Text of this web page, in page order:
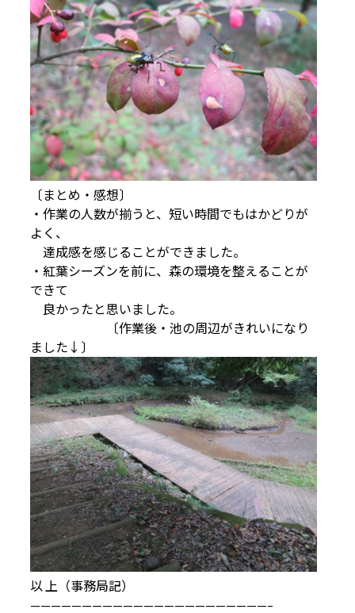
〔まとめ・感想〕
・作業の人数が揃うと、短い時間でもはかどりが
よく、
達成感を感じることができました。
・紅葉シーズンを前に、森の環境を整えることが
できて
良かったと思いました。
〔作業後・池の周辺がきれいになり
ました↓〕
以 上（事務局記）
———————————————————————–